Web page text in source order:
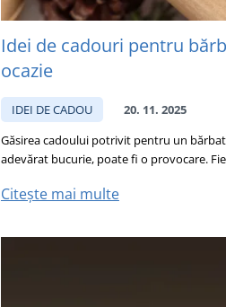
Idei de cadouri pentru
ocazie
IDEI DE CADOU
20. 11. 2025
Găsirea cadoului potrivit pentru un
adevărat bucurie, poate fi o provocare.
Citește mai multe